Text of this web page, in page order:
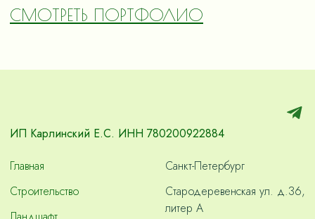
СМОТРЕТЬ ПОРТФОЛИО
ИП Карлинский Е.С. ИНН 780200922884
Главная
Строительство
Санкт-Петербург
Стародеревенская ул. д.36,
литер А